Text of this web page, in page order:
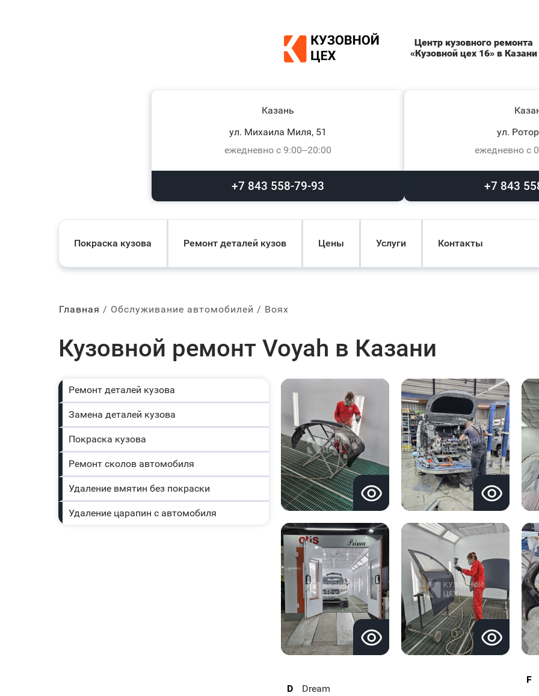
Центр кузовного ремонта
«Кузовной цех 16» в Казани
Казань
ул. Михаила Миля, 51
ежедневно с 9:00–20:00
+7 843 558-79-93
ул.
ежедневно с
+7 843
Покраска кузова Ремонт деталей кузов Цены Услуги Контакты
Главная Обслуживание автомобилей Воях
Кузовной ремонт Voyah в Казани
D Dream
F
Ремонт деталей кузова
Замена деталей кузова
Покраска кузова
Ремонт сколов автомобиля
Удаление вмятин без покраски
Удаление царапин с автомобиля